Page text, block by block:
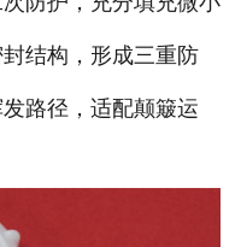
结构，形成三重防
路径，适配颠簸运